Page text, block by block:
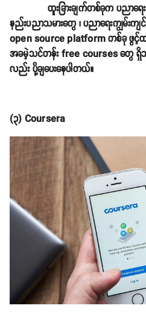
ထူးခြားချက်တစ်ခုက ပညာရေး
နည်းပညာသမားတွေ ၊ ပညာရေးကျွမ်
open source platform တစ်ခု ဖွင့်ထ
အခမဲ့သင်တန်း free courses တွေ
လည်း ပို့ချပေးနေပါတယ်။
(၃) Coursera